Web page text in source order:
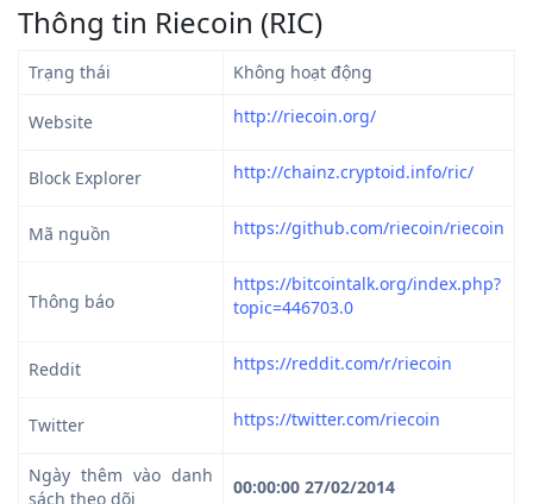
Thông tin Riecoin (RIC)
Trạng thái Không hoạt động
Website http://riecoin.org/
Block Explorer http://chainz.cryptoid.info/ric/
Mã nguồn https://github.com/riecoin/riecoin
Thông báo
https://bitcointalk.org/index.php?
topic=446703.0
Reddit https://reddit.com/r/riecoin
Twitter https://twitter.com/riecoin
Ngày thêm vào danh
sách theo dõi
00:00:00 27/02/2014